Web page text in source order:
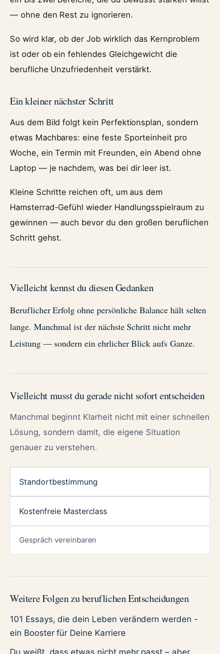
— ohne den Rest zu ignorieren.
So wird klar, ob der Job wirklich das Kernproblem
ist oder ob ein fehlendes Gleichgewicht die
berufliche Unzufriedenheit verstärkt.
Ein kleiner nächster Schritt
Aus dem Bild folgt kein Perfektionsplan, sondern
etwas Machbares: eine feste Sporteinheit pro
Woche, ein Termin mit Freunden, ein Abend ohne
Laptop — je nachdem, was bei dir leer ist.
Kleine Schritte reichen oft, um aus dem
Hamsterrad-Gefühl wieder Handlungsspielraum zu
gewinnen — auch bevor du den großen beruflichen
Schritt gehst.
Vielleicht kennst du diesen Gedanken
Beruflicher Erfolg ohne persönliche Balance hält selten
lange. Manchmal ist der nächste Schritt nicht mehr
Leistung — sondern ein ehrlicher Blick aufs Ganze.
Vielleicht musst du gerade nicht sofort entscheiden
Manchmal beginnt Klarheit nicht mit einer schnellen
Lösung, sondern damit, die eigene Situation
genauer zu verstehen.
Standortbestimmung
Kostenfreie Masterclass
Gespräch vereinbaren
Weitere Folgen zu beruflichen Entscheidungen
101 Essays, die dein Leben verändern werden -
ein Booster für Deine Karriere
Du weißt, dass etwas nicht mehr passt – aber